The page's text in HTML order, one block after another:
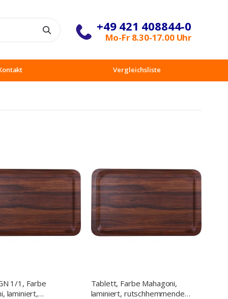
+49 421 408844-0
Mo-Fr 8.30-17.00 Uhr
Vergleichsliste
1/1, Farbe
laminiert,
Tablett, Farbe Mahagoni,
laminiert, rutschhemmende